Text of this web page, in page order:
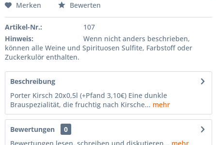
Merken Bewerten
Artikel-Nr.:
107
Hinweis:
Wenn nicht anders beschrieben,
können alle Weine und Spirituosen Sulfite, Farbstoff oder
Zuckerkulör enthalten.
Beschreibung
Porter Kirsch 20x0,5l (+Pfand 3,10€) Eine dunkle
Brauspezialität, die fruchtig nach Kirsche... mehr
Bewertungen
0